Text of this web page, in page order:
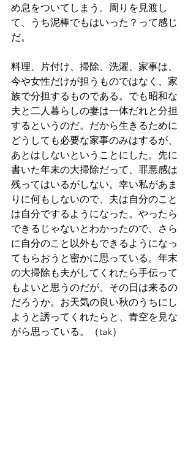
め息をついてしまう。周りを見渡し
て、うち泥棒でもはいった？って感じ
だ。
料理、片付け、掃除、洗濯、家事は、
今や女性だけが担うものではなく、家
族で分担するものである。でも昭和な
夫と二人暮らしの妻は一体だれと分担
するというのだ。だから生きるために
どうしても必要な家事のみはするが、
あとはしないということにした。先に
書いた年末の大掃除だって、罪悪感は
残ってはいるがしない。幸い私があま
りに何もしないので、夫は自分のこと
は自分でするようになった。やったら
できるじゃないとわかったので、さら
に自分のこと以外もできるようになっ
てもらおうと密かに思っている。年末
の大掃除も夫がしてくれたら手伝って
もよいと思うのだが、その日は来るの
だろうか。お天気の良い秋のうちにし
ようと誘ってくれたらと、青空を見な
がら思っている。（tak）